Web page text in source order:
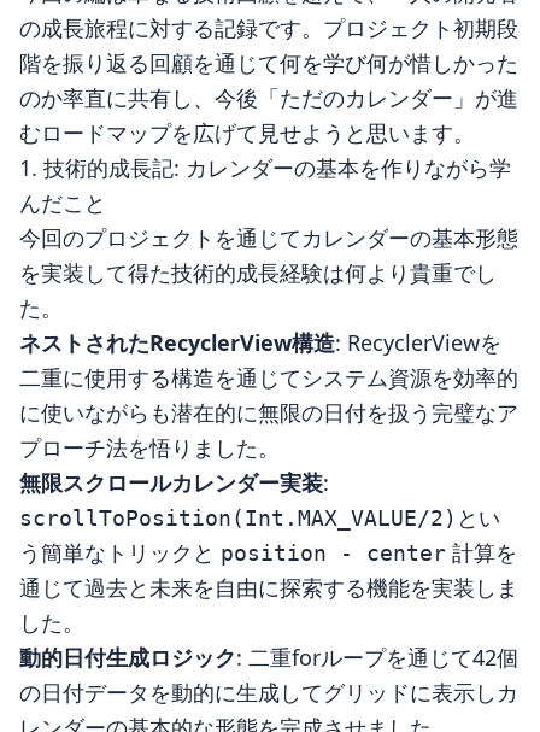
の成長旅程に対する記録です。プロジェクト初期段
階を振り返る回顧を通じて何を学び何が惜しかった
のか率直に共有し、今後「ただのカレンダー」が進
むロードマップを広げて見せようと思います。
1. 技術的成長記: カレンダーの基本を作りながら学
んだこと
今回のプロジェクトを通じてカレンダーの基本形態
を実装して得た技術的成長経験は何より貴重でし
た。
ネストされたRecyclerView構造: RecyclerViewを
二重に使用する構造を通じてシステム資源を効率的
に使いながらも潜在的に無限の日付を扱う完璧なア
プローチ法を悟りました。
無限スクロールカレンダー実装:
scrollToPosition(Int.MAX_VALUE/2) とい
う簡単なトリックと position - center 計算を
通じて過去と未来を自由に探索する機能を実装しま
した。
動的日付生成ロジック: 二重forループを通じて42個
の日付データを動的に生成してグリッドに表示しカ